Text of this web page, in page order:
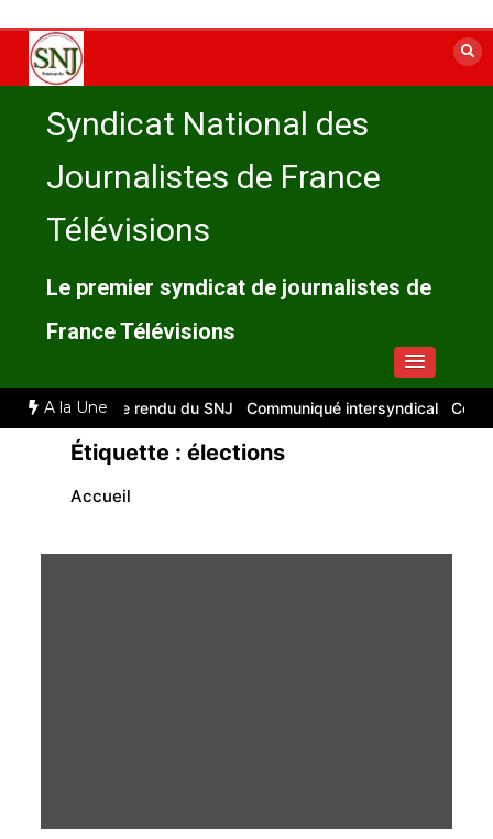
contenu
Syndicat National des
Journalistes de France
Télévisions
Le premier syndicat de journalistes de
France Télévisions
A la Une
2026 : compte rendu du SNJ Communiqué intersyndical
Étiquette : élections
Accueil